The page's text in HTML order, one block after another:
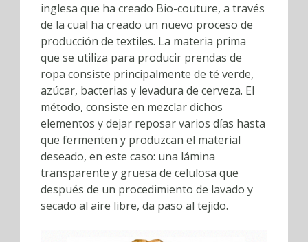
inglesa que ha creado Bio-couture, a través
de la cual ha creado un nuevo proceso de
producción de textiles. La materia prima
que se utiliza para producir prendas de
ropa consiste principalmente de té verde,
azúcar, bacterias y levadura de cerveza. El
método, consiste en mezclar dichos
elementos y dejar reposar varios días hasta
que fermenten y produzcan el material
deseado, en este caso: una lámina
transparente y gruesa de celulosa que
después de un procedimiento de lavado y
secado al aire libre, da paso al tejido.